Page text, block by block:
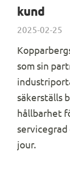
kund
2025-02-25
som sin
säkerställs
hållbarhet
jour.